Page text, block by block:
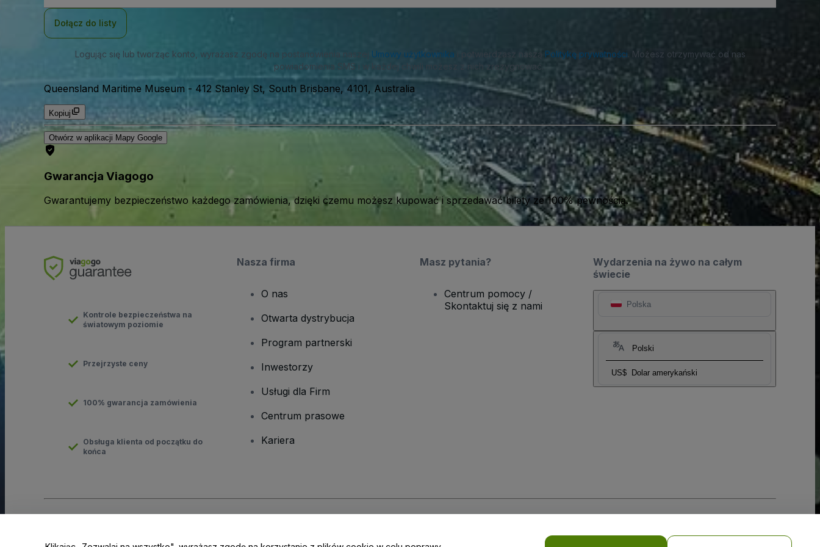
Dołącz do listy
Logując się lub tworząc konto, wyrażasz zgodę na postanowienia naszej Umowy użytkownika i potwierdzasz naszą Politykę prywatności . Możesz otrzymywać od nas
powiadomienia SMS i w każdej chwili możesz z nich zrezygnować.
Queensland Maritime Museum - 412 Stanley St, South Brisbane, 4101, Australia
Kopiuj
Otwórz w aplikacji Mapy Google
Gwarancja Viagogo
Gwarantujemy bezpieczeństwo każdego zamówienia, dzięki czemu możesz kupować i sprzedawać bilety ze 100% pewnością.
Wydarzenia na żywo na całym
świecie
Polska
Polski
US$ Dolar amerykański
Kontrole bezpieczeństwa na
światowym poziomie
Przejrzyste ceny
100% gwarancja zamówienia
Obsługa klienta od początku do
końca
Nasza firma
O nas
Otwarta dystrybucja
Program partnerski
Inwestorzy
Usługi dla Firm
Centrum prasowe
Kariera
Masz pytania?
Centrum pomocy /
Skontaktuj się z nami
Polityki prywatności w przypadku urządzeń mobilnych